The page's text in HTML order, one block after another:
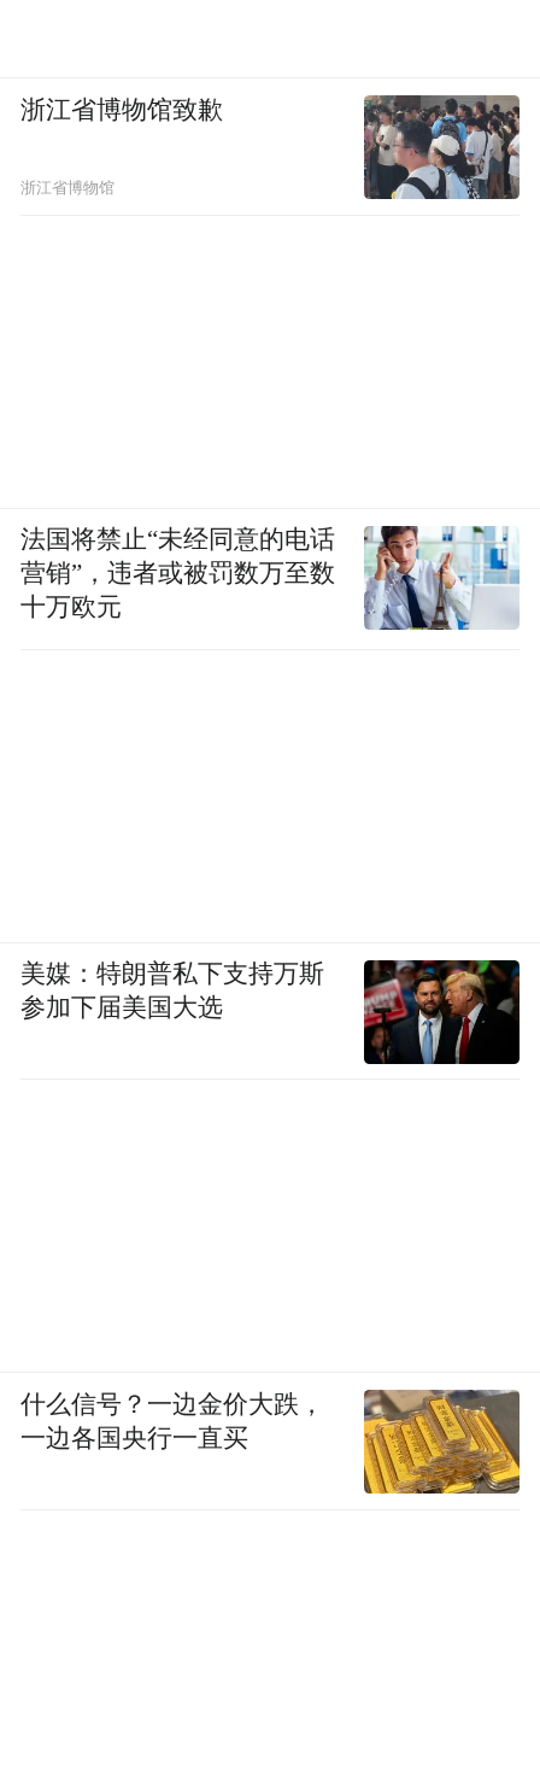
浙江省博物馆致歉
浙江省博物馆
法国将禁止“未经同意的电话
营销”，违者或被罚数万至数
十万欧元
美媒：特朗普私下支持万斯
参加下届美国大选
什么信号？一边金价大跌，
一边各国央行一直买